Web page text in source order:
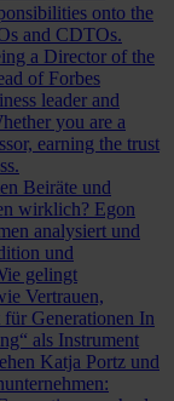
onto the
and CDTOs.
a Director of the
of Forbes
leader and
you are a
earning the trust
Beiräte und
wirklich? Egon
analysiert und
und
gelingt
Vertrauen,
für Generationen In
als Instrument
Katja Portz und